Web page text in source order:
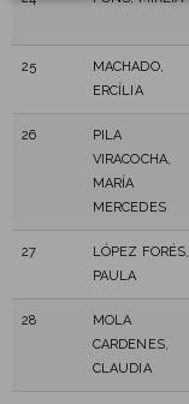
25
MACHADO,
ERCÍLIA
26
PILA
VIRACOCHA,
MARÍA
MERCEDES
27
LÓPEZ FORÉS,
PAULA
28
MOLA
CARDENES,
CLAUDIA